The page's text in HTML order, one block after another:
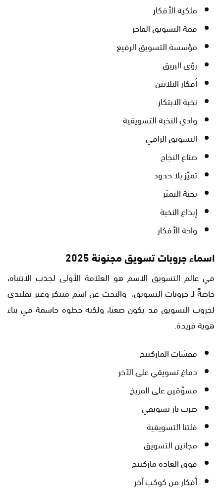
ملكية الأفكار
قمة التسويق الفاخر
مؤسسة التسويق الرفيع
رؤى البريق
أفكار البلاتين
نخبة الابتكار
وادي النخبة التسويقية
التسويق الراقي
صناع النجاح
تميّز بلا حدود
نخبة التميّز
إبداع النخبة
واحة الأفكار
اسماء جروبات تسويق مجنونة 2025
في عالم التسويق الاسم هو العلامة الأولى لجذب الانتباه،
خاصةً لـ جروبات التسويق، والبحث عن اسم مبتكر وغير تقليدي
لجروب التسويق قد يكون صعبًا، ولكنه خطوة حاسمة في بناء
هوية فريدة.
قفشات الماركتنج
دماغ تسويقي على الآخر
مسوّقين على المريخ
ضرب نار تسويقي
فلتنا التسويقية
مجانين التسويق
فوق العادة ماركتنج
أفكار من كوكب آخر